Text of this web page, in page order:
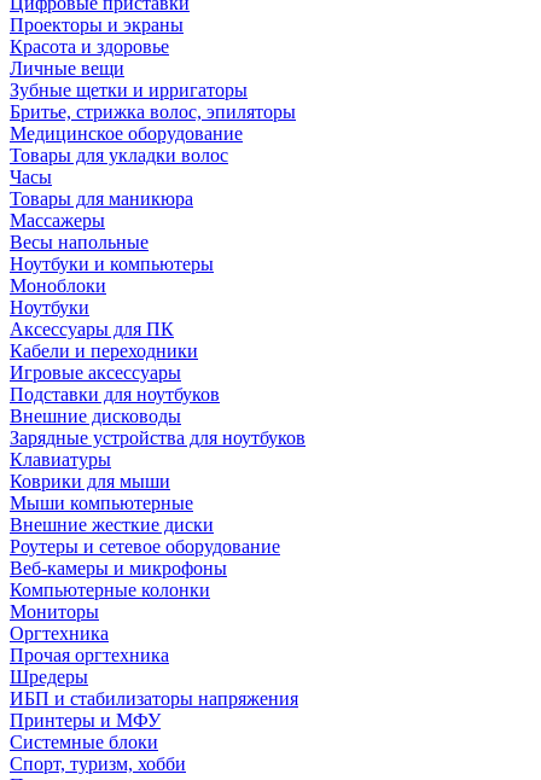
Проекторы и экраны
Красота и здоровье
Личные вещи
Зубные щетки и ирригаторы
Бритье, стрижка волос, эпиляторы
Медицинское оборудование
Товары для укладки волос
Часы
Товары для маникюра
Массажеры
Весы напольные
Ноутбуки и компьютеры
Моноблоки
Ноутбуки
Аксессуары для ПК
Кабели и переходники
Игровые аксессуары
Подставки для ноутбуков
Внешние дисководы
Зарядные устройства для ноутбуков
Клавиатуры
Коврики для мыши
Мыши компьютерные
Внешние жесткие диски
Роутеры и сетевое оборудование
Веб-камеры и микрофоны
Компьютерные колонки
Мониторы
Оргтехника
Прочая оргтехника
Шредеры
ИБП и стабилизаторы напряжения
Принтеры и МФУ
Системные блоки
Спорт, туризм, хобби